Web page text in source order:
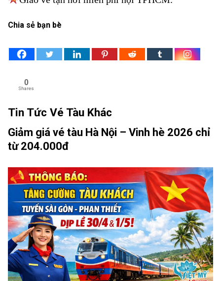
Chia sẻ bạn bè
0
Shares
Tin Tức Vé Tàu Khác
Giảm giá vé tàu Hà Nội – Vinh hè 2026 chỉ
từ 204.000đ